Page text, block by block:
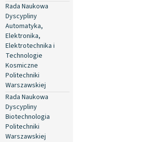
Rada Naukowa
Dyscypliny
Automatyka,
Elektronika,
Elektrotechnika i
Technologie
Kosmiczne
Politechniki
Warszawskiej
Rada Naukowa
Dyscypliny
Biotechnologia
Politechniki
Warszawskiej